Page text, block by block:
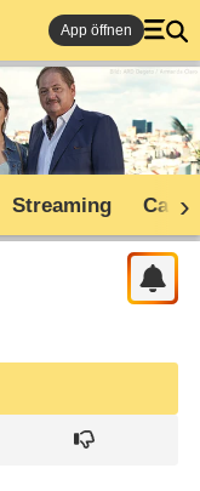
App öffnen
Streaming Cast